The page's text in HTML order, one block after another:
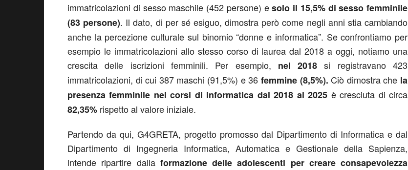
immatricolazioni di sesso maschile (452 persone) esolo il 15,5% di sesso femminile
(83 persone). Il dato, di per sé esiguo, dimostra però come negli anni stia cambiando
anche la percezione culturale sul binomio “donne e informatica”. Se confrontiamo per
esempio le immatricolazioni allo stesso corso di laurea dal 2018 a oggi, notiamo una
crescita delle iscrizioni femminili. Per esempio, nel 2018 si registravano 423
immatricolazioni, di cui 387 maschi (91,5%) e 36 femmine (8,5%). Ciò dimostra che la
presenza femminile nei corsi di informatica dal 2018 al 2025 è cresciuta di circa
82,35% rispetto al valore iniziale.
Partendo da qui, G4GRETA, progetto promosso dal Dipartimento di Informatica e dal
Dipartimento di Ingegneria Informatica, Automatica e Gestionale della Sapienza,
intende ripartire dalla formazione delle adolescenti per creare consapevolezza